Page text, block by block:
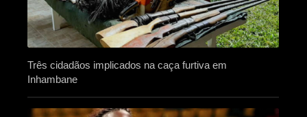
Três cidadãos implicados na caça furtiva em
Inhambane